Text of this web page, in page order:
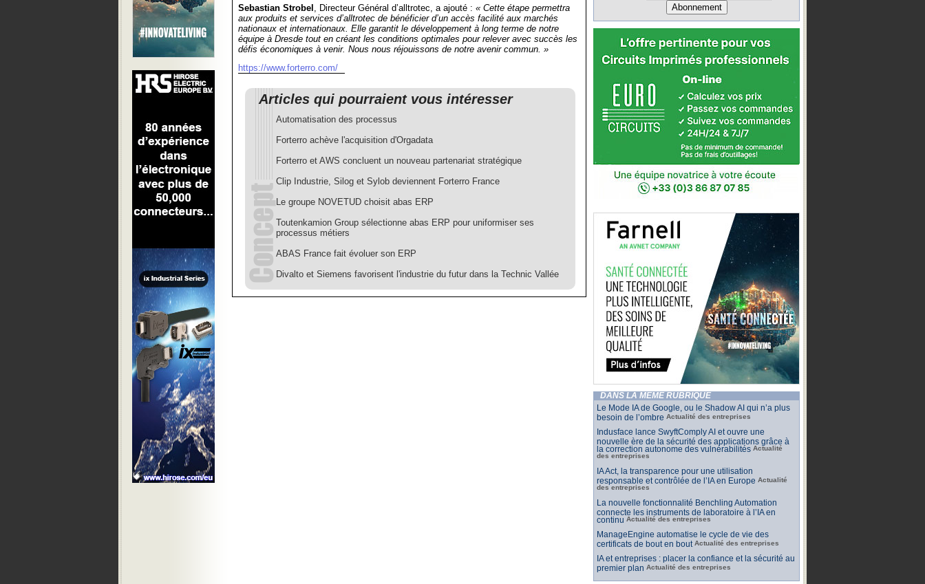
Sebastian Strobel , Directeur Général d’alltrotec, a ajouté : « Cette étape permettra
aux produits et services d’alltrotec de bénéficier d’un accès facilité aux marchés
nationaux et internationaux. Elle garantit le développement à long terme de notre
équipe à Dresde tout en créant les conditions optimales pour relever avec succès les
défis économiques à venir. Nous nous réjouissons de notre avenir commun. »
https://www.forterro.com/
Articles qui pourraient vous intéresser
Automatisation des processus
Forterro achève l'acquisition d'Orgadata
Forterro et AWS concluent un nouveau partenariat stratégique
Clip Industrie, Silog et Sylob deviennent Forterro France
Le groupe NOVETUD choisit abas ERP
Toutenkamion Group sélectionne abas ERP pour uniformiser ses
processus métiers
ABAS France fait évoluer son ERP
Divalto et Siemens favorisent l'industrie du futur dans la Technic Vallée
DANS LA MÊME RUBRIQUE
Le Mode IA de Google, ou le Shadow AI qui n’a plus
besoin de l’ombre Actualité des entreprises
Indusface lance SwyftComply AI et ouvre une
nouvelle ère de la sécurité des applications grâce à
la correction autonome des vulnérabilités Actualité
des entreprises
IA Act, la transparence pour une utilisation
responsable et contrôlée de l’IA en Europe Actualité
des entreprises
La nouvelle fonctionnalité Benchling Automation
connecte les instruments de laboratoire à l’IA en
continu Actualité des entreprises
ManageEngine automatise le cycle de vie des
certificats de bout en bout Actualité des entreprises
IA et entreprises : placer la confiance et la sécurité au
premier plan Actualité des entreprises